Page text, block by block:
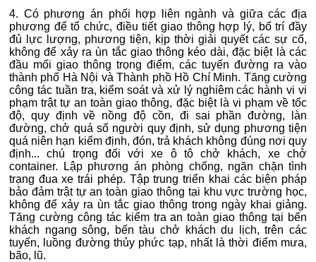
4. Có phương án phối hợp liên ngành và giữa các địa
phương để tổ chức, điều tiết giao thông hợp lý, bố trí đầy
đủ lực lượng, phương tiện, kịp thời giải quyết các sự cố,
không để xảy ra ùn tắc giao thông kéo dài, đặc biệt là các
đầu mối giao thông trọng điểm, các tuyến đường ra vào
thành phố Hà Nội và Thành phồ Hồ Chí Minh. Tăng cường
công tác tuần tra, kiểm soát và xử lý nghiêm các hành vi vi
phạm trật tự an toàn giao thông, đặc biệt là vi phạm về tốc
độ, quy định về nồng độ cồn, đi sai phần đường, làn
đường, chở quá số người quy định, sử dụng phương tiện
quá niên hạn kiểm định, đón, trả khách không đúng nơi quy
định... chú trọng đối với xe ô tô chở khách, xe chở
container. Lập phương án phòng chống, ngăn chặn tình
trạng đua xe trái phép. Tập trung triển khai các biện pháp
bảo đảm trật tự an toàn giao thông tại khu vực trường học,
không để xảy ra ùn tắc giao thông trong ngày khai giảng.
Tăng cường công tác kiểm tra an toàn giao thông tại bến
khách ngang sông, bến tàu chở khách du lịch, trên các
tuyến, luồng đường thủy phức tạp, nhất là thời điểm mưa,
bão, lũ.